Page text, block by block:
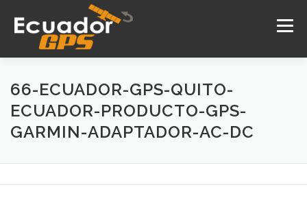
contenido
Menú
INICIO NOSOTROS PRODUCTOS
DRONES SERVICIOS CONTACTO
66-ECUADOR-GPS-QUITO-
ECUADOR-PRODUCTO-GPS-
GARMIN-ADAPTADOR-AC-DC